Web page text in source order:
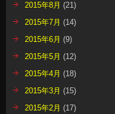
2015年8月 (21)
2015年7月 (14)
2015年6月 (9)
2015年5月 (12)
2015年4月 (18)
2015年3月 (15)
2015年2月 (17)